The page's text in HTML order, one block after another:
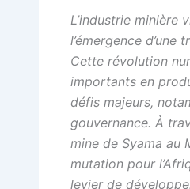
L’industrie minière
l’émergence
Cette révolution
importants en
défis majeurs,
gouvernance. À
mine de Syama au
mutation pour
levier de